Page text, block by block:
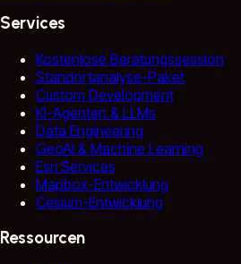
Services
Kostenlose Beratungssession
Standortanalyse-Paket
Custom Development
KI-Agenten & LLMs
Data Engineering
GeoAI & Machine Learning
Esri Services
Mapbox-Entwicklung
Cesium-Entwicklung
Ressourcen